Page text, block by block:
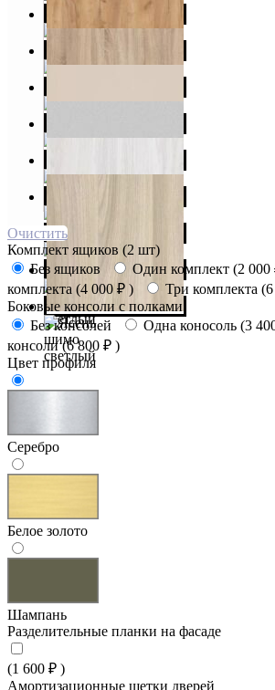
Очистить
Комплект ящиков (2 шт)
Без ящиков
Один комплект (2 000
комплекта (4 000 ₽ ) Три комплекта (
Боковые консоли с полками
Без консолей
Одна коносоль (3
консоли (6 800 ₽ )
Цвет профиля
Серебро
Белое золото
Шампань
Разделительные планки на фасаде
(1 600 ₽ )
Амортизационные щетки дверей